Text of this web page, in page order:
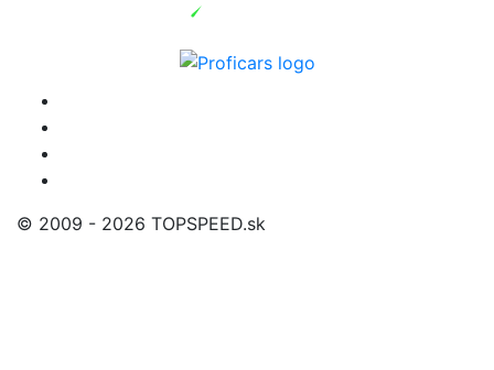
© 2009 - 2026 TOPSPEED.sk